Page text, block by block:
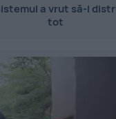
a vrut să-l
tot